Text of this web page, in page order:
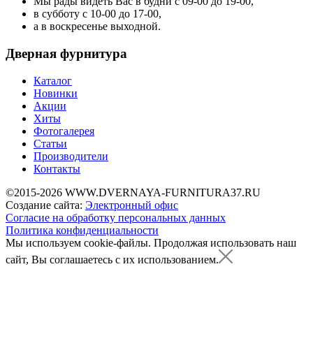
в субботу с 10-00 до 17-00,
а в воскресенье выходной.
Дверная фурнитура
Каталог
Новинки
Акции
Хиты
Фотогалерея
Статьи
Производители
Контакты
©2015-2026 WWW.DVERNAYA-FURNITURA37.RU
Создание сайта: Электронный офис
Согласие на обработку персональных данных
Политика конфиденциальности
Мы используем cookie-файлы. Продолжая использовать наш
сайт, Вы соглашаетесь с их использованием.